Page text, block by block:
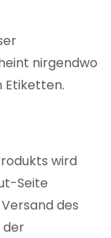
nirgendwo
Etiketten.
wird
Seite
des
der